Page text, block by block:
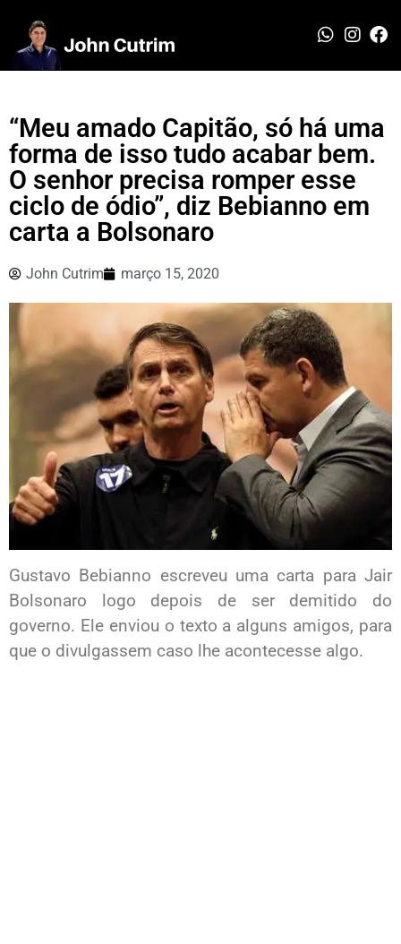
“Meu amado Capitão, só há uma
forma de isso tudo acabar bem.
O senhor precisa romper esse
ciclo de ódio”, diz Bebianno em
carta a Bolsonaro
John Cutrim março 15, 2020
Gustavo Bebianno escreveu uma carta para Jair
Bolsonaro logo depois de ser demitido do
governo. Ele enviou o texto a alguns amigos, para
que o divulgassem caso lhe acontecesse algo.